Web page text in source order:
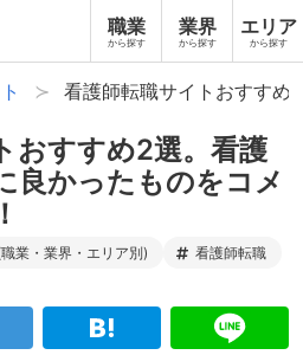
職業
から探す
業界
から探す
エリア
から探す
看護師転職サイトおすすめ
おすすめ2選。看護
良かったものをコメ
業・業界・エリア別)
看護師転職